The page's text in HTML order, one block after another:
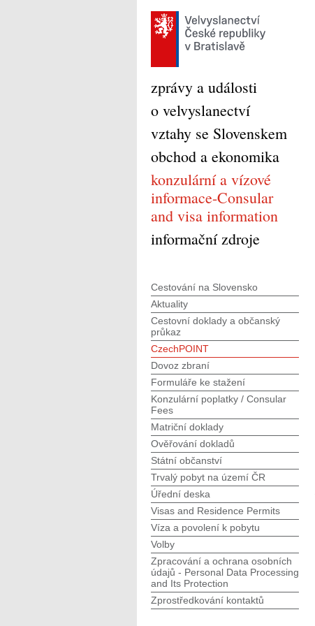
zprávy a události
o velvyslanectví
vztahy se Slovenskem
obchod a ekonomika
konzulární a vízové
informace-Consular
and visa information
informační zdroje
Cestování na Slovensko
Aktuality
Cestovní doklady a občanský
průkaz
CzechPOINT
Dovoz zbraní
Formuláře ke stažení
Konzulární poplatky / Consular
Fees
Matriční doklady
Ověřování dokladů
Státní občanství
Trvalý pobyt na území ČR
Úřední deska
Visas and Residence Permits
Víza a povolení k pobytu
Volby
Zpracování a ochrana osobních
údajů - Personal Data Processing
and Its Protection
Zprostředkování kontaktů